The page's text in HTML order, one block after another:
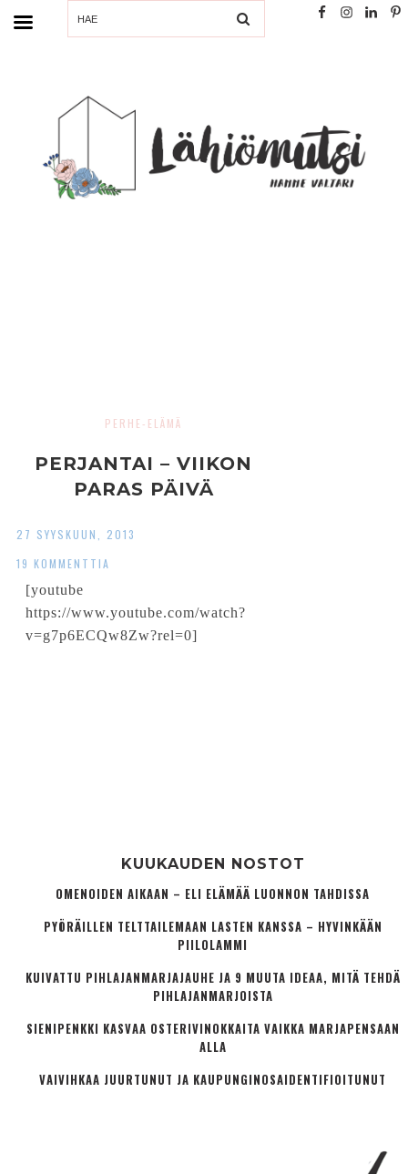
SEARCH
PERHE-ELÄMÄ
PERJANTAI – VIIKON
PARAS PÄIVÄ
27 SYYSKUUN, 2013
19 KOMMENTTIA
[youtube
https://www.youtube.com/watch?
v=g7p6ECQw8Zw?rel=0]
KUUKAUDEN NOSTOT
OMENOIDEN AIKAAN – ELI ELÄMÄÄ LUONNON TAHDISSA
PYÖRÄILLEN TELTTAILEMAAN LASTEN KANSSA – HYVINKÄÄN
PIILOLAMMI
KUIVATTU PIHLAJANMARJAJAUHE JA 9 MUUTA IDEAA, MITÄ TEHDÄ
PIHLAJANMARJOISTA
SIENIPENKKI KASVAA OSTERIVINOKKAITA VAIKKA MARJAPENSAAN
ALLA
VAIVIHKAA JUURTUNUT JA KAUPUNGINOSA­IDENTIFIOITUNUT